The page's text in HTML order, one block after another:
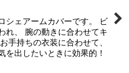
シェアームカバーです。 ビ
れ、 腕の動きに合わせてキ
手持ちの衣装に合わせて、
を出したいときに効果的！